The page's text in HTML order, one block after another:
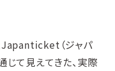
Japanticket（ジャパ
じて見えてきた、実際